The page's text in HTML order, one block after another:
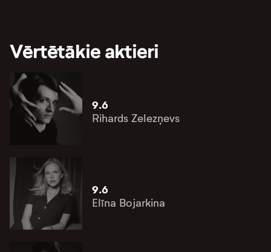
Vērtētākie aktieri
9.6
Rihards Zelezņevs
9.6
Elīna Bojarkina